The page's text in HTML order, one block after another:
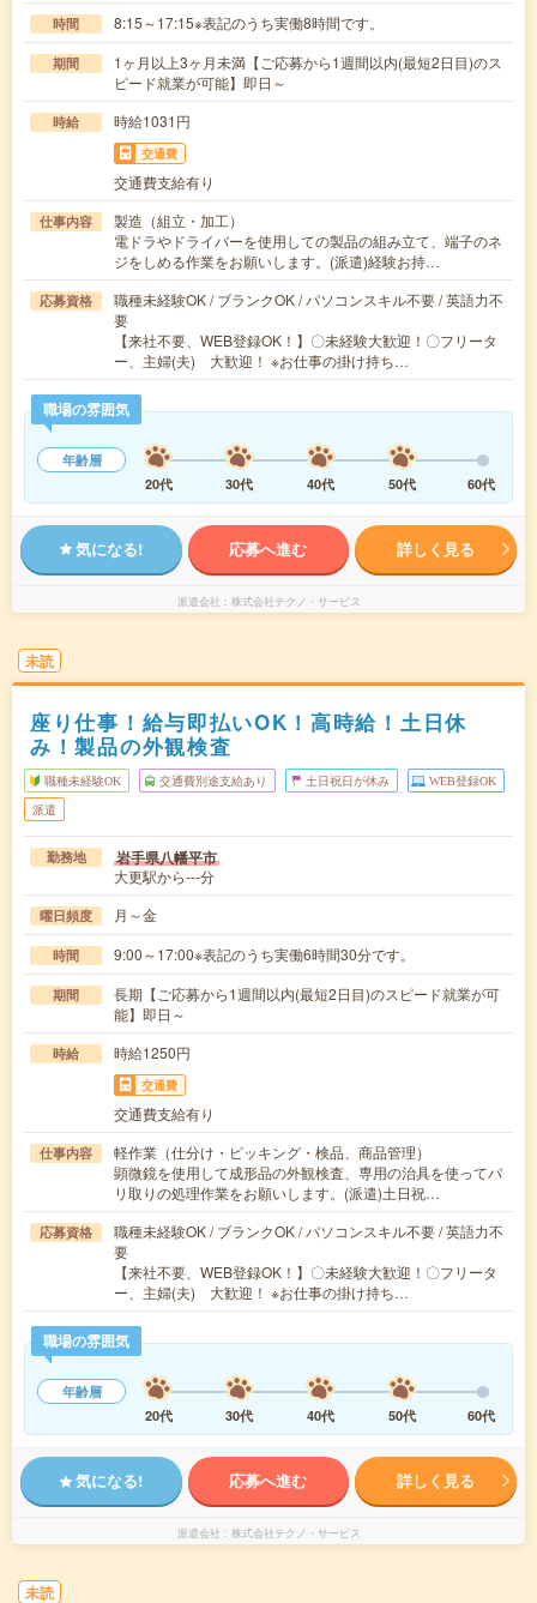
時間 8:15～17:15※表記のうち実働8時間です。
期間
1ヶ月以上3ヶ月未満【ご応募から1週間以内(最短2日目)のス
ピード就業が可能】即日～
時給 時給1031円
交通費
交通費支給有り
仕事内容
製造（組立・加工）
電ドラやドライバーを使用しての製品の組み立て、端子のネ
ジをしめる作業をお願いします。(派遣)経験お持…
応募資格
職種未経験OK / ブランクOK / パソコンスキル不要 / 英語力不
要
【来社不要、WEB登録OK！】〇未経験大歓迎！〇フリータ
ー、主婦(夫) 大歓迎！ ※お仕事の掛け持ち…
職場の雰囲気
年齢層
20代
30代 40代 50代 60代
気になる! 応募へ進む 詳しく見る
派遣会社 株式会社テクノ・サービス
未読
座り仕事！給与即払いOK！高時給！土日休
み！製品の外観検査
職種未経験OK 交通費別途支給あり 土日祝日が休み WEB登録OK
派遣
勤務地 岩手県八幡平市
大更駅から---分
曜日頻度 月～金
時間 9:00～17:00※表記のうち実働6時間30分です。
期間
長期【ご応募から1週間以内(最短2日目)のスピード就業が可
能】即日～
時給 時給1250円
交通費
交通費支給有り
仕事内容
軽作業（仕分け・ピッキング・検品、商品管理）
顕微鏡を使用して成形品の外観検査、専用の治具を使ってバ
リ取りの処理作業をお願いします。(派遣)土日祝…
応募資格
職種未経験OK / ブランクOK / パソコンスキル不要 / 英語力不
要
【来社不要、WEB登録OK！】〇未経験大歓迎！〇フリータ
ー、主婦(夫) 大歓迎！ ※お仕事の掛け持ち…
職場の雰囲気
年齢層
20代
30代 40代 50代 60代
気になる! 応募へ進む 詳しく見る
派遣会社 株式会社テクノ・サービス
未読